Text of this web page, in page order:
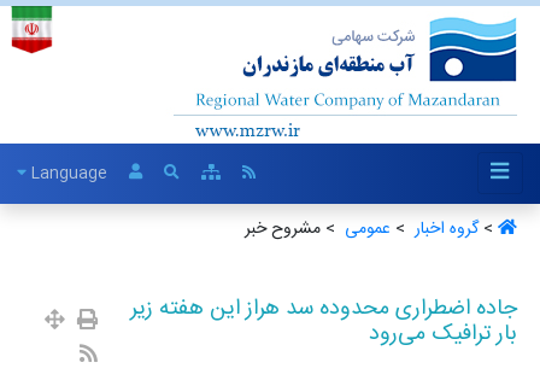
Language
>گروه اخبار ‏ > عمومی ‏ > مشروح خبر
جاده اضطراری محدوده سد هراز این هفته زیر
بار ترافیک می‌رود